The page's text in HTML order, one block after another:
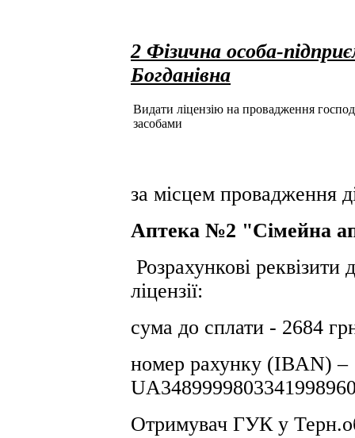
2 Фізична особа-
Богданівна
Видати ліцензію на провадження
засобами
за місцем провадження
Аптека №2 "Сімейна
Розрахункові
ліцензії:
сума до сплати - 2684
номер рахунку (IBAN) –
Отримувач ГУК у